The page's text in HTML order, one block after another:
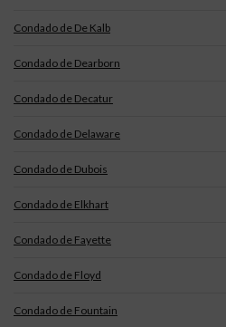
Condado de De Kalb
Condado de Dearborn
Condado de Decatur
Condado de Delaware
Condado de Dubois
Condado de Elkhart
Condado de Fayette
Condado de Floyd
Condado de Fountain